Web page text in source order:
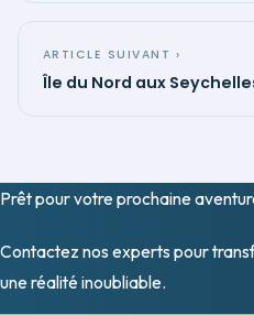
ARTICLE SUIVANT ›
Île du Nord aux
Prêt pour votre prochaine
Contactez nos experts pour
une réalité inoubliable.